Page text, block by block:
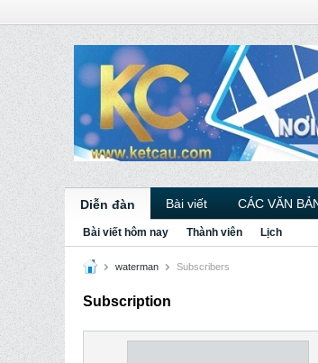
Diễn đàn Bài viết CÁC VĂN
Bài viết hôm nay Thành viên Lịch
waterman Subscribers
Subscription